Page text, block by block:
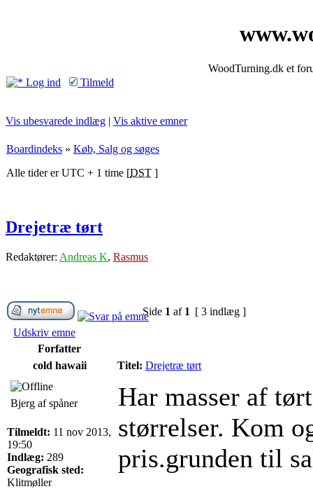
WoodTurning.dk et
Log ind
Tilmeld
Vis ubesvarede indlæg | Vis aktive emner
Boardindeks » Køb, Salg og søges
Alle tider er UTC + 1 time [DST ]
Drejetræ tørt
Redaktører: Andreas K, Rasmus
Side 1 af 1 [ 3 indlæg ]
Udskriv emne
Forfatter
cold hawaii
Titel: Drejetræ tørt
Bjerg af spåner
Tilmeldt: 11 nov 2013,
19:50
Indlæg: 289
Geografisk sted:
Klitmøller
Har masser af
størrelser. Kom
pris.grunden til